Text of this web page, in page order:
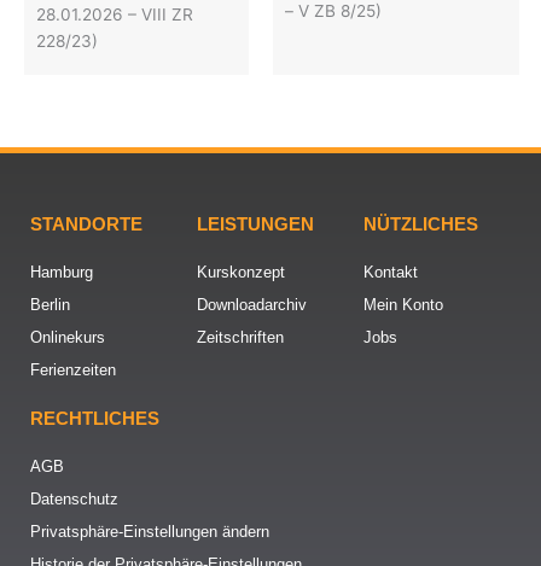
28.01.2026 – VIII ZR
228/23)
– V ZB 8/25)
STANDORTE
Hamburg
Berlin
Onlinekurs
Ferienzeiten
LEISTUNGEN
Kurskonzept
Downloadarchiv
Zeitschriften
NÜTZLICHES
Kontakt
Mein Konto
Jobs
RECHTLICHES
AGB
Datenschutz
Privatsphäre-Einstellungen ändern